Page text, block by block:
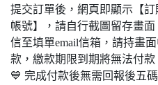
提交訂單後，網頁即顯示【
帳號】，請自行截圖留存畫
信至填單email信箱，請持畫
款，繳款期限到期將無法付款
💙 完成付款後無需回報後五